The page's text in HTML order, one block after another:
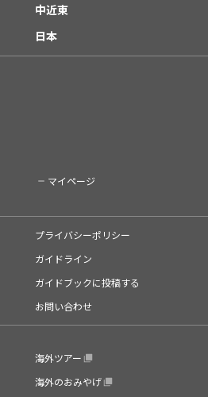
中近東
日本
マイページ
プライバシーポリシー
ガイドライン
ガイドブックに投稿する
お問い合わせ
海外ツアー
海外のおみやげ